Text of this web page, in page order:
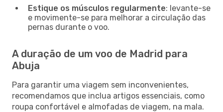
Estique os músculos regularmente: levante-se
e movimente-se para melhorar a circulação das
pernas durante o voo.
A duração de um voo de Madrid para
Abuja
Para garantir uma viagem sem inconvenientes,
recomendamos que inclua artigos essenciais, como
roupa confortável e almofadas de viagem, na mala.